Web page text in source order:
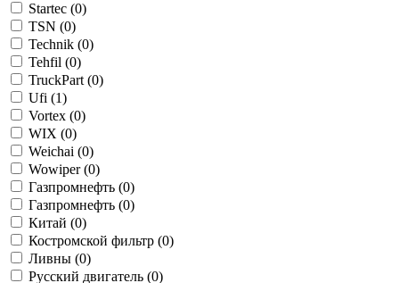
Startec (0)
TSN (0)
Technik (0)
Tehfil (0)
TruckPart (0)
Ufi (1)
Vortex (0)
WIX (0)
Weichai (0)
Wowiper (0)
Газпромнефть (0)
Газпромнефть (0)
Китай (0)
Костромской фильтр (0)
Ливны (0)
Русский двигатель (0)